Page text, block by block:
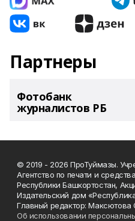
Партнеры
Фотобанк
журналистов РБ
© 2019 - 2026 ПроТуймазы.
Агентство по печати и
Республики Башкортостан,
Издательский дом
Главный редактор: Максютова
Об использовании